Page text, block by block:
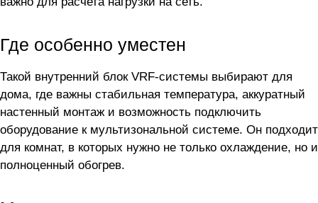
Где особенно уместен
Такой внутренний блок VRF-системы выбирают для
дома, где важны стабильная температура, аккуратный
настенный монтаж и возможность подключить
оборудование к мультизональной системе. Он подходит
для комнат, в которых нужно не только охлаждение, но и
полноценный обогрев.